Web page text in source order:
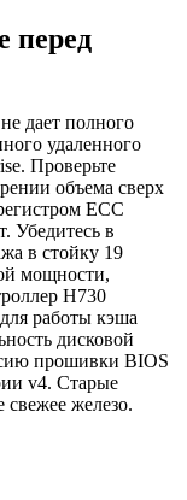
перед
дает полного
удаленного
Проверьте
объема сверх
ECC
Убедитесь в
в стойку 19
мощности,
H730
работы кэша
дисковой
прошивки BIOS
v4. Старые
свежее железо.